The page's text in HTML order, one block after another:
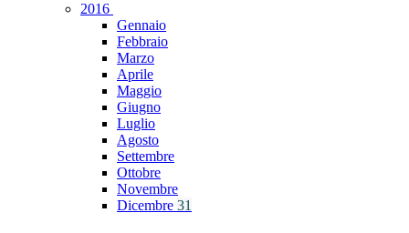
2016
Gennaio
Febbraio
Marzo
Aprile
Maggio
Giugno
Luglio
Agosto
Settembre
Ottobre
Novembre
Dicembre 31